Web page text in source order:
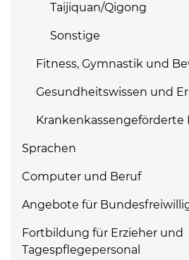
Taijiquan/Qigong
Sonstige
Fitness, Gymnastik und
Gesundheitswissen und
Krankenkassengeförderte
Sprachen
Computer und Beruf
Angebote für
Fortbildung für Erzieher und
Tagespflegepersonal